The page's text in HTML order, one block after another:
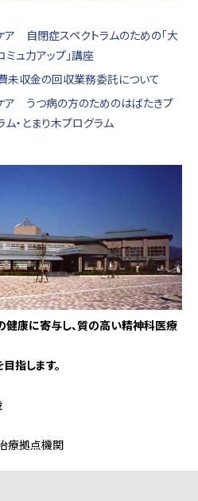
ア 自閉症スペクトラムのための「大
ミュ力アップ」講座
未収金の回収業務委託について
ア うつ病の方のためのはばたきプ
ム・とまり木プログラム
康に寄与し、質の高い精神科医療
指します。
療拠点機関